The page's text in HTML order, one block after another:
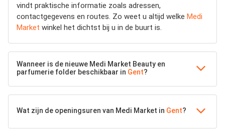
vindt praktische informatie zoals adressen,
contactgegevens en routes. Zo weet u altijd welke Medi
Market winkel het dichtst bij u in de buurt is.
Wanneer is de nieuwe Medi Market Beauty en
parfumerie folder beschikbaar in Gent?
Wat zijn de openingsuren van Medi Market in Gent?